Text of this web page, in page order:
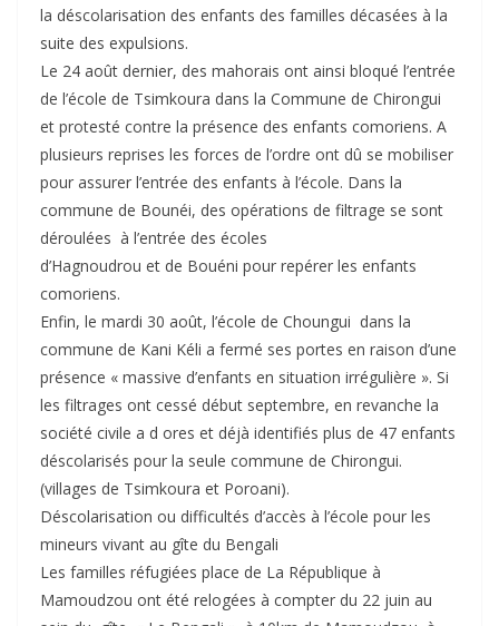
la déscolarisation des enfants des familles décasées à la
suite des expulsions.
Le 24 août dernier, des mahorais ont ainsi bloqué l’entrée
de l’école de Tsimkoura dans la Commune de Chirongui
et protesté contre la présence des enfants comoriens. A
plusieurs reprises les forces de l’ordre ont dû se mobiliser
pour assurer l’entrée des enfants à l’école. Dans la
commune de Bounéi, des opérations de filtrage se sont
déroulées à l’entrée des écoles
d’Hagnoudrou et de Bouéni pour repérer les enfants
comoriens.
Enfin, le mardi 30 août, l’école de Choungui dans la
commune de Kani Kéli a fermé ses portes en raison d’une
présence « massive d’enfants en situation irrégulière ». Si
les filtrages ont cessé début septembre, en revanche la
société civile a d ores et déjà identifiés plus de 47 enfants
déscolarisés pour la seule commune de Chirongui.
(villages de Tsimkoura et Poroani).
Déscolarisation ou difficultés d’accès à l’école pour les
mineurs vivant au gîte du Bengali
Les familles réfugiées place de La République à
Mamoudzou ont été relogées à compter du 22 juin au